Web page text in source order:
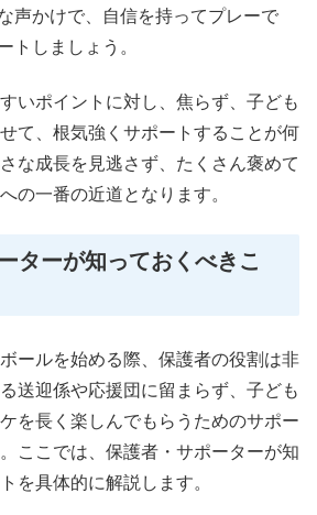
声かけで、自信を持ってプレーで
トしましょう。
いポイントに対し、焦らず、子ども
て、根気強くサポートすることが何
な成長を見逃さず、たくさん褒めて
の一番の近道となります。
ターが知っておくべきこ
ールを始める際、保護者の役割は非
送迎係や応援団に留まらず、子ども
を長く楽しんでもらうためのサポー
ここでは、保護者・サポーターが知
を具体的に解説します。